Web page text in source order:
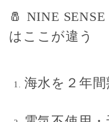
🧂 NINE
はここが違う
海水を２年